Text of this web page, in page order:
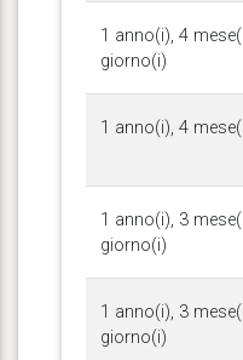
1 anno(i), 4
giorno(i)
1 anno(i), 4
1 anno(i), 3
giorno(i)
1 anno(i), 3
giorno(i)